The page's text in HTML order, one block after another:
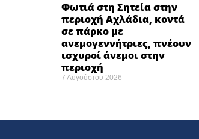
Φωτιά στη Σητεία στην
περιοχή Αχλάδια, κοντά
σε πάρκο με
ανεμογεννήτριες, πνέουν
ισχυροί άνεμοι στην
περιοχή
7 Αυγούστου 2026